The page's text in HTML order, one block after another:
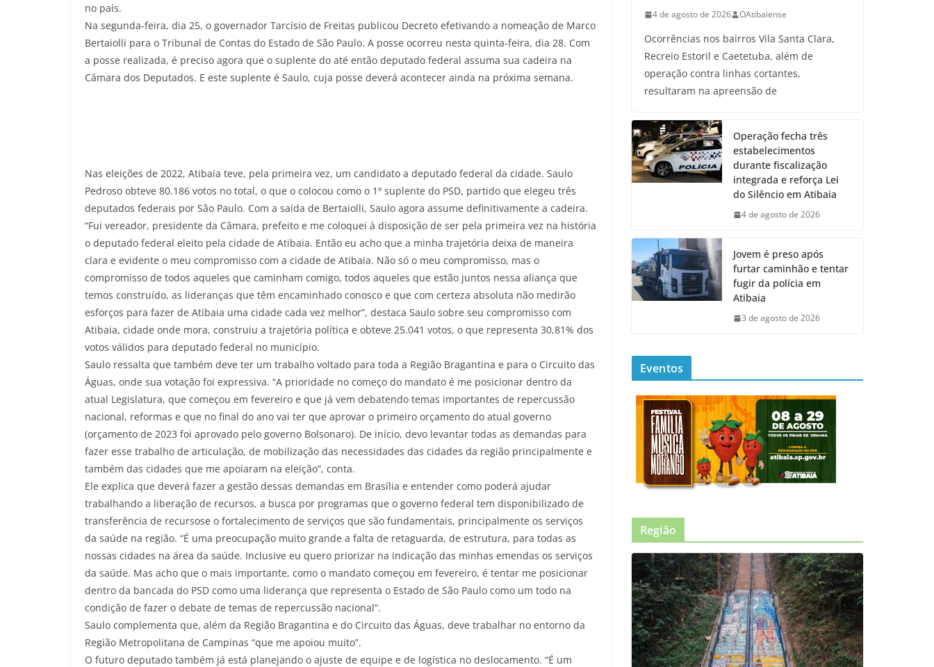
no país.
Na segunda-feira, dia 25, o governador Tarcísio de Freitas publicou Decreto efetivando a nomeação de Marco
Bertaiolli para o Tribunal de Contas do Estado de São Paulo. A posse ocorreu nesta quinta-feira, dia 28. Com
a posse realizada, é preciso agora que o suplente do até então deputado federal assuma sua cadeira na
Câmara dos Deputados. E este suplente é Saulo, cuja posse deverá acontecer ainda na próxima semana.
Nas eleições de 2022, Atibaia teve, pela primeira vez, um candidato a deputado federal da cidade. Saulo
Pedroso obteve 80.186 votos no total, o que o colocou como o 1º suplente do PSD, partido que elegeu três
deputados federais por São Paulo. Com a saída de Bertaiolli, Saulo agora assume definitivamente a cadeira.
“Fui vereador, presidente da Câmara, prefeito e me coloquei à disposição de ser pela primeira vez na história
o deputado federal eleito pela cidade de Atibaia. Então eu acho que a minha trajetória deixa de maneira
clara e evidente o meu compromisso com a cidade de Atibaia. Não só o meu compromisso, mas o
compromisso de todos aqueles que caminham comigo, todos aqueles que estão juntos nessa aliança que
temos construído, as lideranças que têm encaminhado conosco e que com certeza absoluta não medirão
esforços para fazer de Atibaia uma cidade cada vez melhor”, destaca Saulo sobre seu compromisso com
Atibaia, cidade onde mora, construiu a trajetória política e obteve 25.041 votos, o que representa 30,81% dos
votos válidos para deputado federal no município.
Saulo ressalta que também deve ter um trabalho voltado para toda a Região Bragantina e para o Circuito das
Águas, onde sua votação foi expressiva. “A prioridade no começo do mandato é me posicionar dentro da
atual Legislatura, que começou em fevereiro e que já vem debatendo temas importantes de repercussão
nacional, reformas e que no final do ano vai ter que aprovar o primeiro orçamento do atual governo
(orçamento de 2023 foi aprovado pelo governo Bolsonaro). De início, devo levantar todas as demandas para
fazer esse trabalho de articulação, de mobilização das necessidades das cidades da região principalmente e
também das cidades que me apoiaram na eleição”, conta.
Ele explica que deverá fazer a gestão dessas demandas em Brasília e entender como poderá ajudar
trabalhando a liberação de recursos, a busca por programas que o governo federal tem disponibilizado de
transferência de recursose o fortalecimento de serviços que são fundamentais, principalmente os serviços
da saúde na região. “É uma preocupação muito grande a falta de retaguarda, de estrutura, para todas as
nossas cidades na área da saúde. Inclusive eu quero priorizar na indicação das minhas emendas os serviços
da saúde. Mas acho que o mais importante, como o mandato começou em fevereiro, é tentar me posicionar
dentro da bancada do PSD como uma liderança que representa o Estado de São Paulo como um todo na
condição de fazer o debate de temas de repercussão nacional”.
Saulo complementa que, além da Região Bragantina e do Circuito das Águas, deve trabalhar no entorno da
Região Metropolitana de Campinas “que me apoiou muito”.
O futuro deputado também já está planejando o ajuste de equipe e de logística no deslocamento. “É um
4 de agosto de 2026 OAtibaiense
Ocorrências nos bairros Vila Santa Clara,
Recreio Estoril e Caetetuba, além de
operação contra linhas cortantes,
resultaram na apreensão de
Operação fecha três
estabelecimentos
durante fiscalização
integrada e reforça Lei
do Silêncio em Atibaia
4 de agosto de 2026
Jovem é preso após
furtar caminhão e tentar
fugir da polícia em
Atibaia
3 de agosto de 2026
Eventos
Região